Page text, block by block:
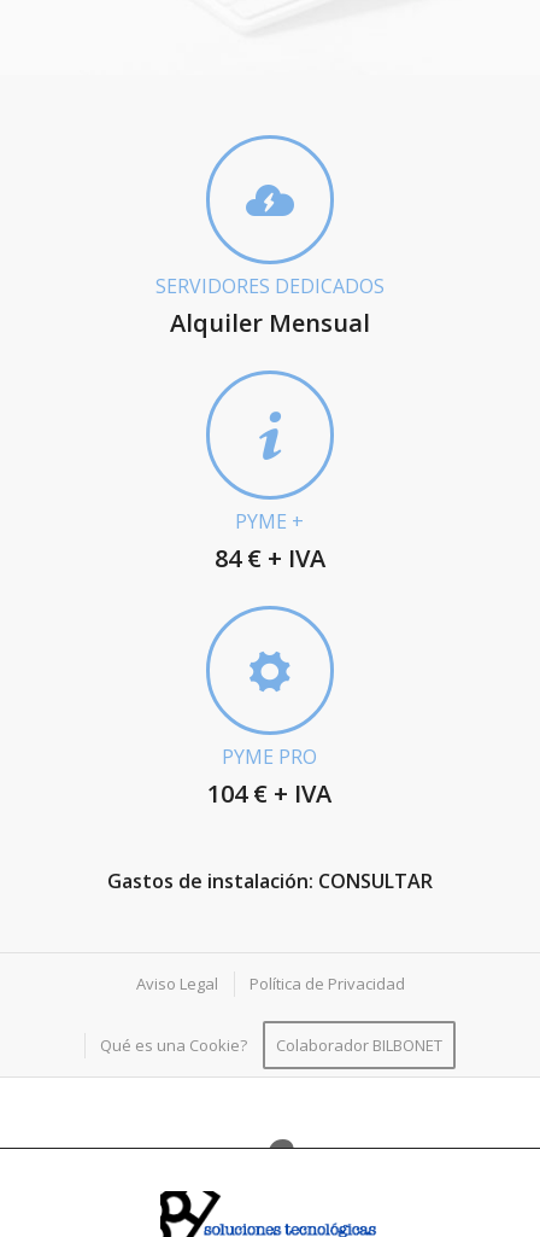
SERVIDORES DEDICADOS
Alquiler Mensual
PYME +
84 € + IVA
PYME PRO
104 € + IVA
Gastos de instalación: CONSULTAR
Aviso Legal Política de Privacidad
Qué es una Cookie? Colaborador BILBONET